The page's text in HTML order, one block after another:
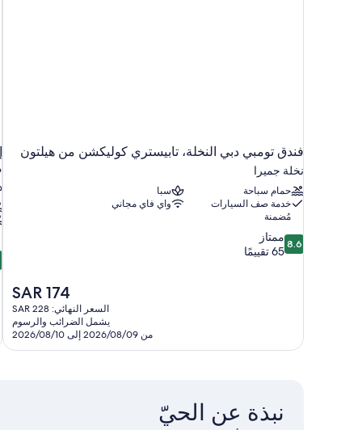
فندق تومبي دبي النخلة، تابيستري كوليكشن من هيلتون
نخلة جميرا
حمام سباحة
سبا
خدمة صف السيارات
مُضمنة
واي فاي مجاني
8.6
من
8.6 ممتاز
65 تقييمًا
السعر
الحالي
هو
SAR
174
SAR 174
السعر النهائي: SAR 228
يشمل الضرائب والرسوم
من 2026/08/09 إلى 2026/08/10
نبذة عن الحيّ